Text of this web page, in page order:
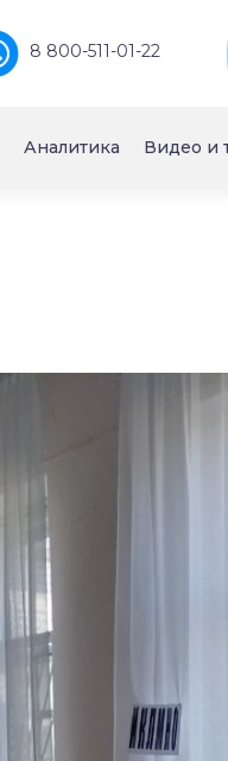
8 800-511-01-22
Аналитика Видео и